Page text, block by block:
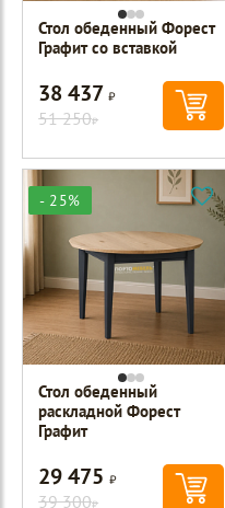
Стол обеденный Форест
Графит со вставкой
38 437Р
51 250Р
- 25%
Стол обеденный
раскладной Форест
Графит
29 475Р
39 300Р